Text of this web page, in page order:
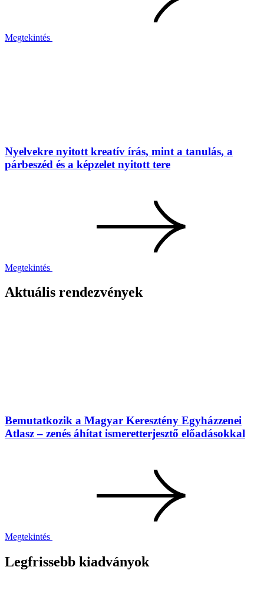
Megtekintés
Nyelvekre nyitott kreatív írás, mint a tanulás, a
párbeszéd és a képzelet nyitott tere
Megtekintés
Aktuális rendezvények
Bemutatkozik a Magyar Keresztény Egyházzenei
Atlasz – zenés áhítat ismeretterjesztő előadásokkal
Megtekintés
Legfrissebb kiadványok